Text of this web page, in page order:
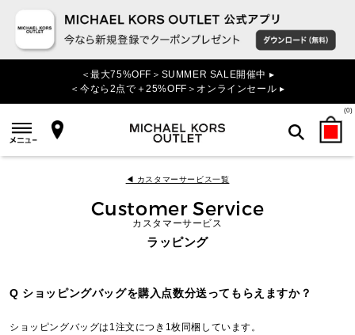
＜最大75%OFF＞SUMMER SALE開催中 ▸
＜今なら2点で＋25%OFF＞オンラインセール ▸
(0)
◀ カスタマーサービス一覧
Customer Service
カスタマーサービス
ラッピング
Q ショッピングバッグを購入点数分送ってもらえますか？
ショッピングバッグは1注文につき1枚同梱しています。